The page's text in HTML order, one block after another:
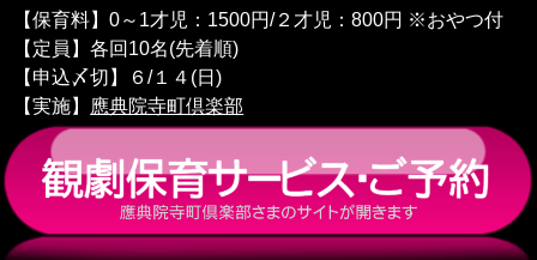
【保育料】0～1才児：1500円/２才児：800円 ※おやつ付
【定員】各回10名(先着順)
【申込〆切】６/１４(日)
【実施】
應典院寺町倶楽部